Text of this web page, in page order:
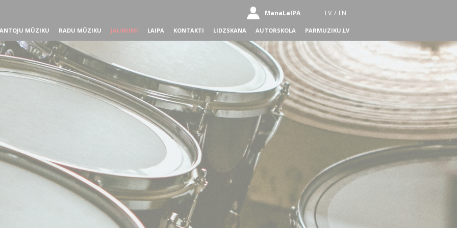
ManaLaIPA LV / EN
MŪZIKU RADU MŪZIKU JAUNUMI LAIPA KONTAKTI LIDZSKANA AUTORSKOLA PARMUZIKU.LV